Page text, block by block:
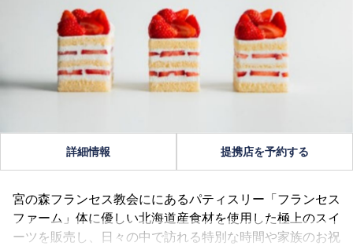
詳細情報 提携店を予約する
宮の森フランセス教会ににあるパティスリー「フランセス
ファーム」体に優しい北海道産食材を使用した極上のスイ
ーツを販売し、日々の中で訪れる特別な時間や家族のお祝